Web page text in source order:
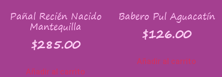
Pañal Recién Nacido
Mantequilla
$285.00
Añadir al carrito
Babero Pul Aguacatín
$126.00
Añadir al carrito